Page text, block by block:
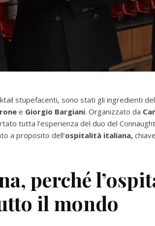
stupefacenti, sono stati gli ingredienti
e Giorgio Bargiani. Organizzato da
tutta l’esperienza del duo del
a proposito dell’ospitalità italiana,
perché
il mondo